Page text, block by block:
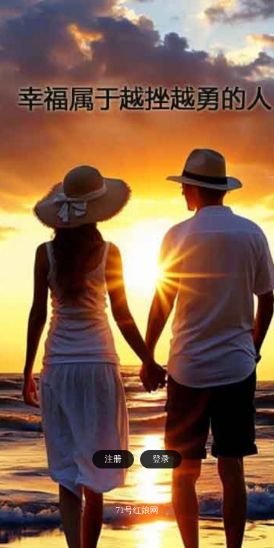
注册 登录
71号红娘网